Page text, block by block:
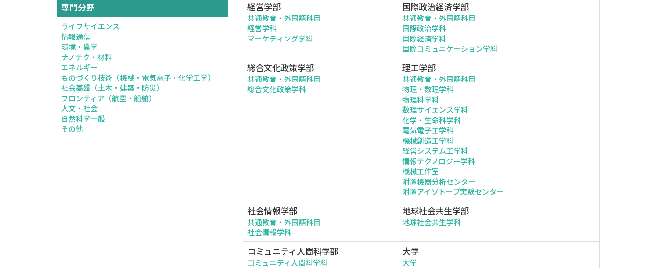
専門分野
ライフサイエンス
情報通信
環境・農学
ナノテク・材料
エネルギー
ものづくり技術（機械・電気電子・化学工学）
社会基盤（土木・建築・防災）
フロンティア（航空・船舶）
人文・社会
自然科学一般
その他
経営学部
共通教育・外国語科目
経営学科
マーケティング学科
国際政治経済学部
共通教育・外国語科目
国際政治学科
国際経済学科
国際コミュニケーション学科
総合文化政策学部
共通教育・外国語科目
総合文化政策学科
理工学部
共通教育・外国語科目
物理・数理学科
物理科学科
数理サイエンス学科
化学・生命科学科
電気電子工学科
機械創造工学科
経営システム工学科
情報テクノロジー学科
機械工作室
附置機器分析センター
附置アイソトープ実験センター
社会情報学部
共通教育・外国語科目
社会情報学科
地球社会共生学部
地球社会共生学科
コミュニティ人間科学部
コミュニティ人間科学科
大学
大学